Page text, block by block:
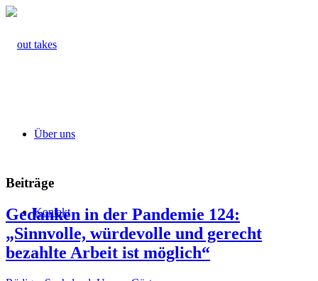
Über uns
Kontakt
Beiträge
Gedanken in der Pandemie 124:
„Sinnvolle, würdevolle und gerecht
bezahlte Arbeit ist möglich“